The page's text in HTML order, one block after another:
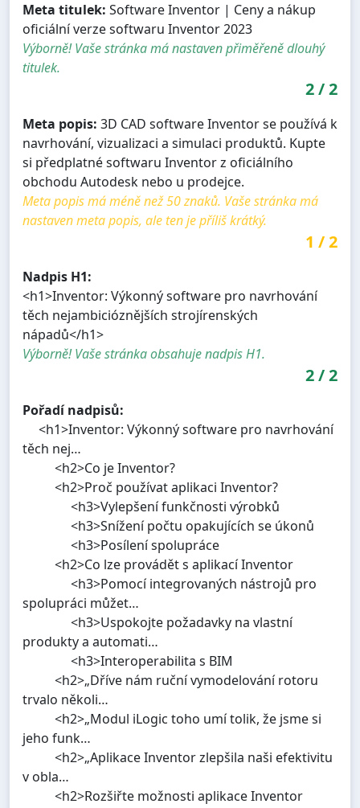
Meta titulek: Software Inventor | Ceny a nákup
oficiální verze softwaru Inventor 2023
Výborně! Vaše stránka má nastaven přiměřeně dlouhý
titulek.
2/2
Meta popis: 3D CAD software Inventor se používá k
navrhování, vizualizaci a simulaci produktů. Kupte
si předplatné softwaru Inventor z oficiálního
obchodu Autodesk nebo u prodejce.
Meta popis má méně než 50 znaků. Vaše stránka má
nastaven meta popis, ale ten je příliš krátký.
1 /2
Nadpis H1:
<h1>Inventor: Výkonný software pro navrhování
těch nejambicióznějších strojírenských
nápadů</h1>
Výborně! Vaše stránka obsahuje nadpis H1.
2/2
Pořadí nadpisů:
<h1>Inventor: Výkonný software pro navrhování
těch nej…
<h2>Co je Inventor?
<h2>Proč používat aplikaci Inventor?
<h3>Vylepšení funkčnosti výrobků
<h3>Snížení počtu opakujících se úkonů
<h3>Posílení spolupráce
<h2>Co lze provádět s aplikací Inventor
<h3>Pomocí integrovaných nástrojů pro
spolupráci můžet…
<h3>Uspokojte požadavky na vlastní
produkty a automati…
<h3>Interoperabilita s BIM
<h2>„Dříve nám ruční vymodelování rotoru
trvalo několi…
<h2>„Modul iLogic toho umí tolik, že jsme si
jeho funk…
<h2>„Aplikace Inventor zlepšila naši efektivitu
v obla…
<h2>Rozšiřte možnosti aplikace Inventor